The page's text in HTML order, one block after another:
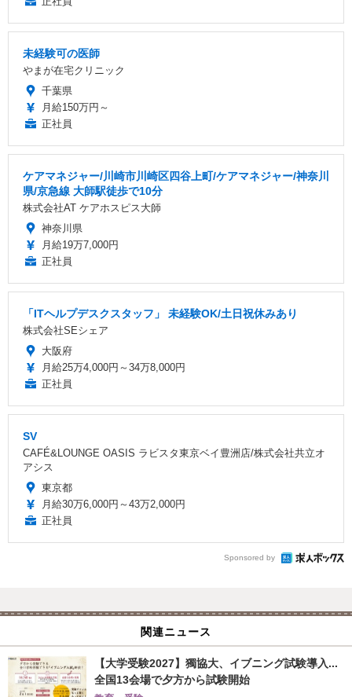
未経験可の医師
やまが在宅クリニック
千葉県
月給150万円～
正社員
ケアマネジャー/川崎市川崎区四谷上町/ケアマネジャー/神奈川
県/京急線 大師駅徒歩で10分
株式会社AT ケアホスピス大師
神奈川県
月給19万7,000円
正社員
「ITヘルプデスクスタッフ」 未経験OK/土日祝休みあり
株式会社SEシェア
大阪府
月給25万4,000円～34万8,000円
正社員
SV
CAFÉ&LOUNGE OASIS ラビスタ東京ベイ豊洲店/株式会社共立オ
アシス
東京都
月給30万6,000円～43万2,000円
正社員
Sponsored by
関連ニュース
【大学受験2027】獨協大、イブニング試験導入...
全国13会場で夕方から試験開始